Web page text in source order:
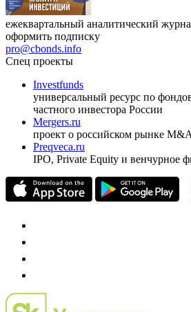
оформить подписку
pro@cbonds.info
Спец проекты
Investfunds
универсальный ресурс по
частного инвестора России
проект о российском рынке
Preqveca.ru